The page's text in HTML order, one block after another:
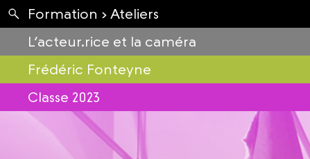
Formation › Ateliers
L’acteur.rice et la caméra
Frédéric Fonteyne
Classe 2023